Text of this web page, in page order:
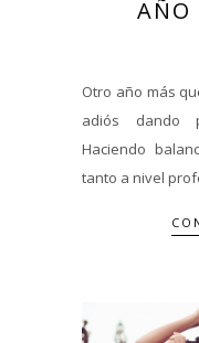
AÑO
Otro año más
adiós dando
Haciendo
tanto a nivel